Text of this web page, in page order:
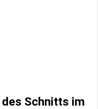
Schnitts im